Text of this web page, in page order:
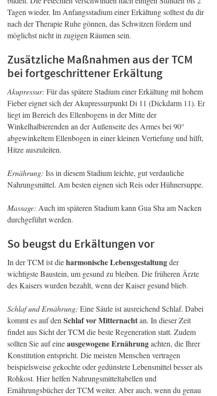
Tagen wieder. Im Anfangsstadium einer Erkältung solltest du dir
nach der Therapie Ruhe gönnen, das Schwitzen fördern und
möglichst nicht in zugigen Räumen sein.
Zusätzliche Maßnahmen aus der TCM
bei fortgeschrittener Erkältung
Akupressur: Für das spätere Stadium einer Erkältung mit hohem
Fieber eignet sich der Akupressurpunkt Di 11 (Dickdarm 11). Er
liegt im Bereich des Ellenbogens in der Mitte der
Winkelhalbierenden an der Außenseite des Armes bei 90°
abgewinkeltem Ellenbogen in einer kleinen Vertiefung und hilft,
Hitze auszuleiten.
Ernährung: Iss in diesem Stadium leichte, gut verdauliche
Nahrungsmittel. Am besten eignen sich Reis oder Hühnersuppe.
Massage: Auch im späteren Stadium kann Gua Sha am Nacken
durchgeführt werden.
So beugst du Erkältungen vor
In der TCM ist dieharmonische Lebensgestaltungder
wichtigste Baustein, um gesund zu bleiben. Die früheren Ärzte
des Kaisers wurden bezahlt, wenn der Kaiser gesund blieb.
Schlaf und Ernährung: Eine Säule ist ausreichend Schlaf. Dabei
kommt es auf den Schlaf vor Mitternachtan. In dieser Zeit
findet aus Sicht der TCM die beste Regeneration statt. Zudem
sollten Sie auf eineausgewogene Ernährungachten, die Ihrer
Konstitution entspricht. Die meisten Menschen vertragen
beispielsweise gekochte oder gedünstete Lebensmittel besser als
Rohkost. Hier helfen Nahrungsmitteltabellen und
Ernährungsbücher der TCM weiter. Aber auch, wenn du genau